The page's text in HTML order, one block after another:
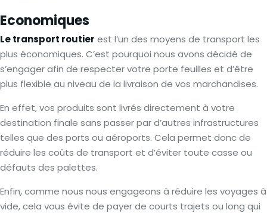
Economiques
Le transport routier est l’un des moyens de transport les
plus économiques. C’est pourquoi nous avons décidé de
s’engager afin de respecter votre porte feuilles et d’être
plus flexible au niveau de la livraison de vos marchandises.
En effet, vos produits sont livrés directement à votre
destination finale sans passer par d’autres infrastructures
telles que des ports ou aéroports. Cela permet donc de
réduire les coûts de transport et d’éviter toute casse ou
défauts des palettes.
Enfin, comme nous nous engageons à réduire les voyages à
vide, cela vous évite de payer de courts trajets ou long qui